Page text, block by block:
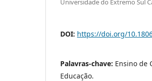
Universidade do Extremo Sul
DOI: https://doi.org/
Palavras-chave: Ensino de
Educação.